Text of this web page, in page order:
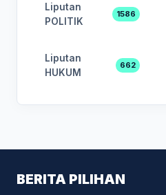
Liputan
POLITIK
1586
Liputan
HUKUM
662
BERITA PILIHAN